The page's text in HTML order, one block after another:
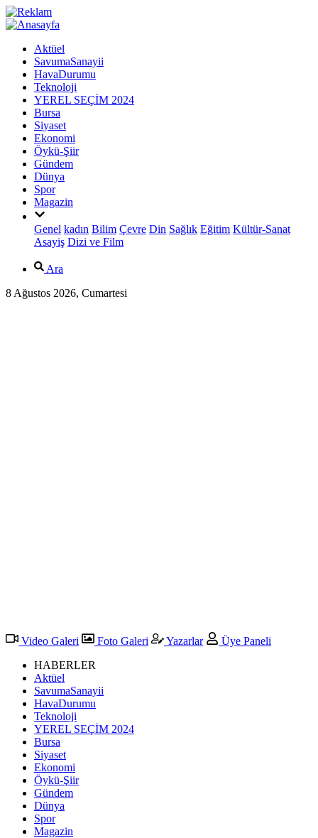
Aktüel
SavumaSanayii
HavaDurumu
Teknoloji
YEREL SEÇİM 2024
Bursa
Siyaset
Ekonomi
Öykü-Şiir
Gündem
Dünya
Spor
Magazin
Genel kadın Bilim Çevre Din Sağlık Eğitim Kültür-Sanat
Asayiş Dizi ve Film
Ara
8 Ağustos 2026, Cumartesi
Video Galeri Foto Galeri Yazarlar
Üye Paneli
HABERLER
Aktüel
SavumaSanayii
HavaDurumu
Teknoloji
YEREL SEÇİM 2024
Bursa
Siyaset
Ekonomi
Öykü-Şiir
Gündem
Dünya
Spor
Magazin